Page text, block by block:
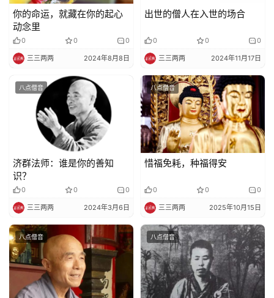
规
免
责
明
你的命运，就藏在你的起心
动念里
0 0 0
三三两两 2024年8月8日
出世的僧人在入世的场合
0 0 0
三三两两 2024年11月17日
八点僧音
济群法师：谁是你的善知
识？
0 0 0
三三两两 2024年3月6日
八点僧音
惜福免耗，种福得安
0 0 0
三三两两 2025年10月15日
八点僧音 八点僧音